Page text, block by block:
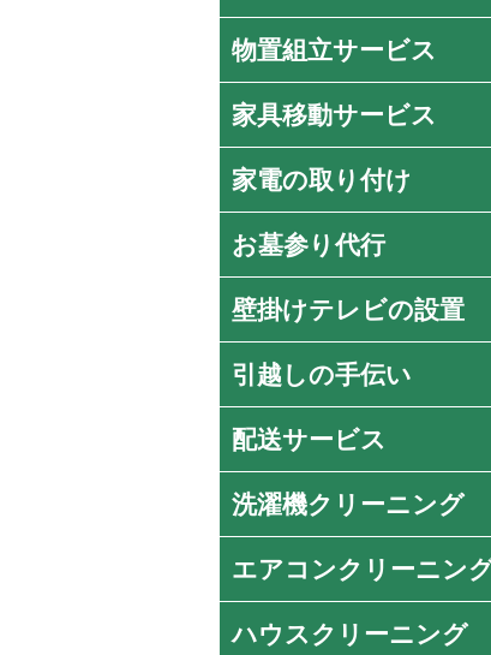
物置組立サービス
家具移動サービス
家電の取り付け
お墓参り代行
壁掛けテレビの設置
引越しの手伝い
配送サービス
洗濯機クリーニング
エアコンクリーニン
ハウスクリーニング